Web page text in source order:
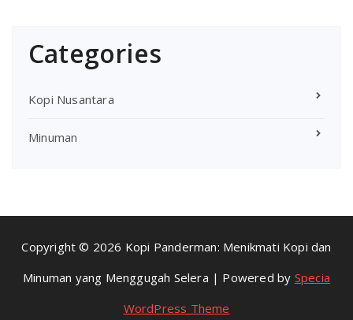
Categories
Kopi Nusantara
Minuman
Copyright © 2026 Kopi Panderman: Menikmati Kopi dan
Minuman yang Menggugah Selera | Powered by Specia
WordPress Theme